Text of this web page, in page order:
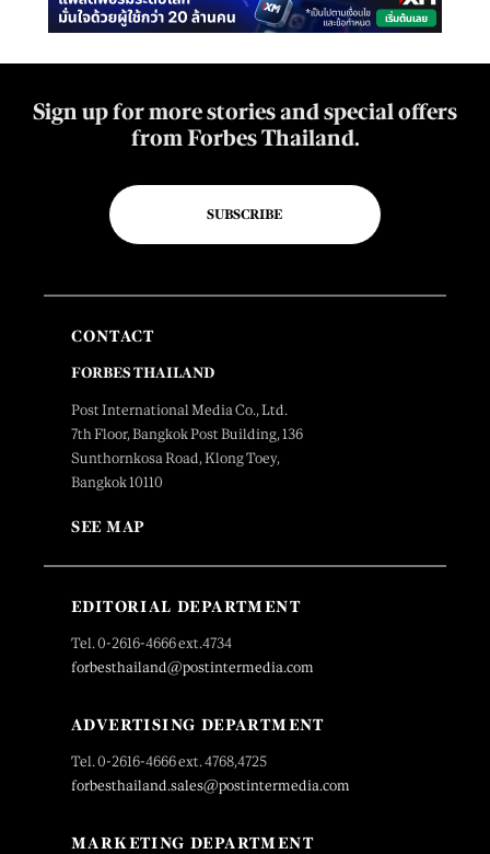
Sign up for more stories and special offers
from Forbes Thailand.
SUBSCRIBE
CONTACT
FORBES THAILAND
Post International Media Co., Ltd.
7th Floor, Bangkok Post Building, 136
Sunthornkosa Road, Klong Toey,
Bangkok 10110
SEE MAP
EDITORIAL DEPARTMENT
Tel. 0-2616-4666 ext.4734
forbesthailand@postintermedia.com
ADVERTISING DEPARTMENT
Tel. 0-2616-4666 ext. 4768,4725
forbesthailand.sales@postintermedia.com
MARKETING DEPARTMENT